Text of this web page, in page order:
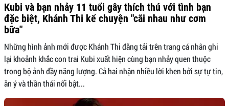
Kubi và bạn nhảy 11 tuổi gây thích thú với tình bạn
đặc biệt, Khánh Thi kể chuyện "cãi nhau như cơm
bữa"
Những hình ảnh mới được Khánh Thi đăng tải trên trang cá nhân ghi
lại khoảnh khắc con trai Kubi xuất hiện cùng bạn nhảy quen thuộc
trong bộ ảnh đầy năng lượng. Cả hai nhận nhiều lời khen bởi sự tự tin,
ăn ý và thần thái nổi bật...